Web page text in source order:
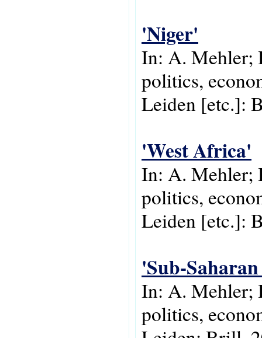
'Niger'
In: A. Mehler;
politics,
Leiden [etc.]:
'West Africa'
In: A. Mehler;
politics,
Leiden [etc.]:
'Sub-
In: A. Mehler;
politics,